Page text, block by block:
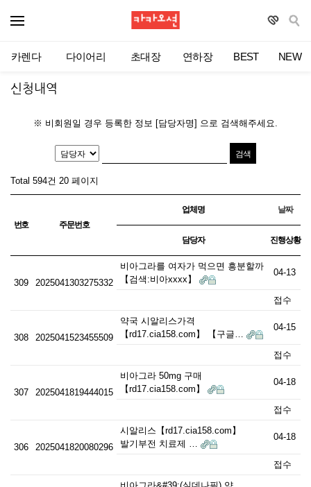
카렌다 다이어리 초대장 연하장 BEST NEW
신청내역
※ 비회원일 경우 등록한 정보 [담당자명] 으로 검색해주세요.
Total 594건 20 페이지
번호 주문번호
업체명 날짜
담당자 진행상황
309 2025041303275332
비아그라를 여자가 먹으면 흥분할까
【검색:비아xxxx】
04-13
접수
308 2025041523455509
약국 시알리스가격
【rd17.cia158.com】 【구글…
04-15
접수
307 2025041819444015
비아그라 50mg 구매
【rd17.cia158.com】
04-18
접수
306 2025041820080296
시알리스【rd17.cia158.com】
발기부전 치료제 …
04-18
접수